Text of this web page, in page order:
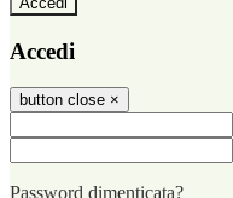
Accedi
button close ×
Password dimenticata?